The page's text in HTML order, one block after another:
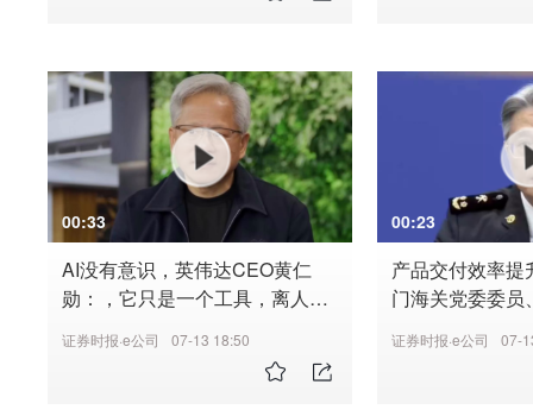
00:33
AI没有意识，英伟达CEO黄仁
勋：，它只是一个工具，离人类
证券时报·e公司 07-13 18:50
00:23
产品交付效率提
门海关党委委员
出口产业落地出
证券时报·e公司 07-